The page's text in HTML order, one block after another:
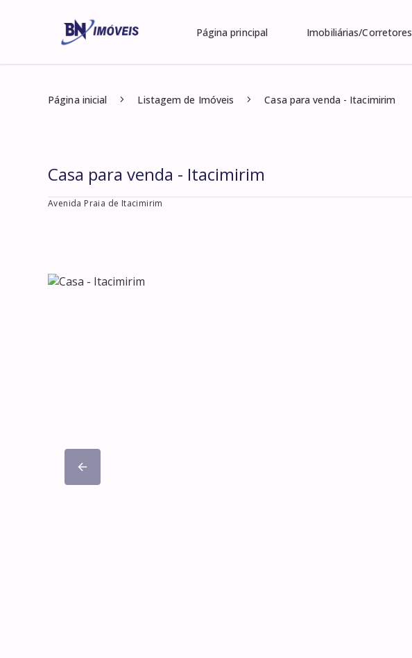
Página principal Imobiliárias/Corretores
Página inicial Listagem de Imóveis Casa para venda - Itacimirim
Casa para venda - Itacimirim
Avenida Praia de Itacimirim